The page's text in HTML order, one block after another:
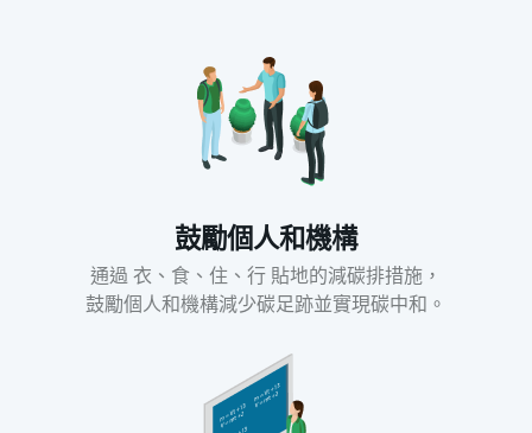
鼓勵個人和機構
通過 衣、食、住、行 貼地的減碳排措施，
鼓勵個人和機構減少碳足跡並實現碳中和。